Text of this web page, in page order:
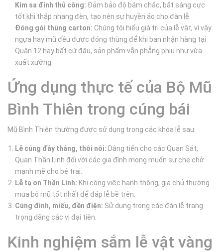
Kim sa đính thủ công: Đảm bảo độ bám chắc, bắt sáng cực
tốt khi thắp nhang đèn, tạo nên sự huyền ảo cho đàn lễ.
Đóng gói thùng carton: Chúng tôi hiểu giá trị của lễ vật, vì vậy
ngựa hay mũ đều được đóng thùng để khi bạn nhận hàng tại
Quận 12 hay bất cứ đâu, sản phẩm vẫn phẳng phiu như vừa
xuất xưởng.
Ứng dụng thực tế của Bộ Mũ
Bình Thiên trong cúng bái
Mũ Bình Thiên thường được sử dụng trong các khóa lễ sau:
Lễ cúng đầy tháng, thôi nôi: Dâng tiến cho các Quan Sát,
Quan Thần Linh đối với các gia đình mong muốn sự che chở
mạnh mẽ cho bé trai.
Lễ tạ ơn Thần Linh: Khi công việc hanh thông, gia chủ thường
mua bộ mũ tốt nhất để đáp lễ bề trên.
Cúng đình, miếu, đền điện: Sử dụng trong các đàn lễ trang
trọng dâng các vị đại tiên.
Kinh nghiệm sắm lễ vật vàng